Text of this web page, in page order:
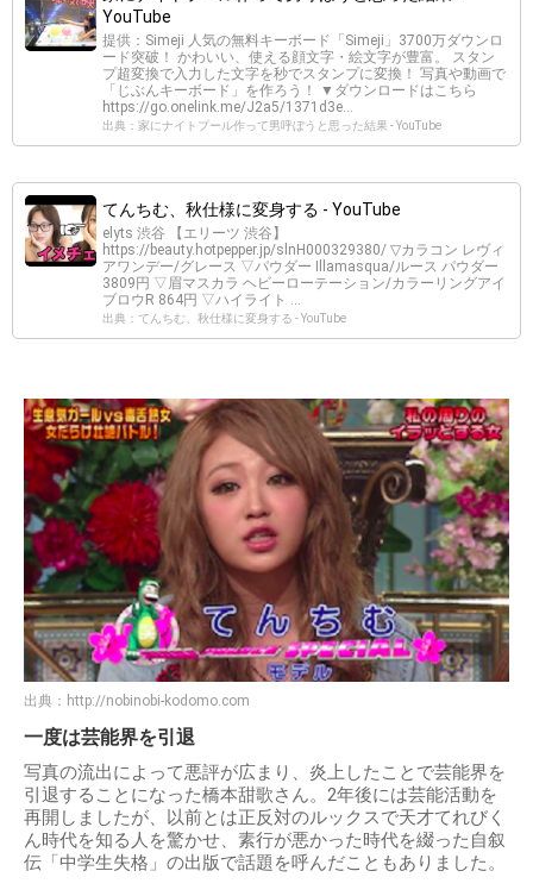
YouTube
提供：Simeji 人気の無料キーボード「Simeji」3700万ダウンロ
ード突破！ かわいい、使える顔文字・絵文字が豊富。 スタン
プ超変換で入力した文字を秒でスタンプに変換！ 写真や動画で
「じぶんキーボード」を作ろう！ ▼ダウンロードはこちら
https://go.onelink.me/J2a5/1371d3e...
出典：家にナイトプール作って男呼ぼうと思った結果 - YouTube
てんちむ、秋仕様に変身する - YouTube
elyts 渋谷 【エリーツ 渋谷】
https://beauty.hotpepper.jp/slnH000329380/ ▽カラコン レヴィ
アワンデー/グレース ▽パウダー Illamasqua/ルース パウダー
3809円 ▽眉マスカラ ヘビーローテーション/カラーリングアイ
ブロウR 864円 ▽ハイライト ...
出典：てんちむ、秋仕様に変身する - YouTube
出典： http://nobinobi-kodomo.com
一度は芸能界を引退
写真の流出によって悪評が広まり、炎上したことで芸能界を
引退することになった橋本甜歌さん。2年後には芸能活動を
再開しましたが、以前とは正反対のルックスで天才てれびく
ん時代を知る人を驚かせ、素行が悪かった時代を綴った自叙
伝「中学生失格」の出版で話題を呼んだこともありました。